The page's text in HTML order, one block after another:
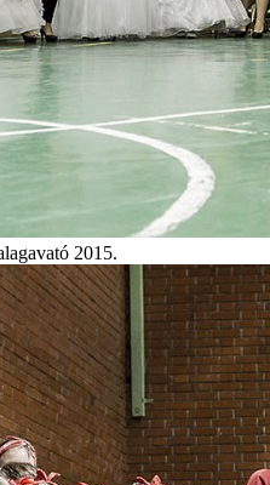
2015.